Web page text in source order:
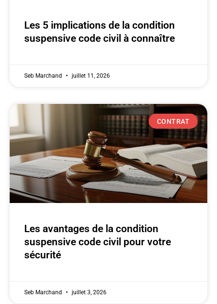
Les 5 implications de la condition
suspensive code civil à connaître
Seb Marchand juillet 11, 2026
CONTRAT
Les avantages de la condition
suspensive code civil pour votre
sécurité
Seb Marchand juillet 3, 2026